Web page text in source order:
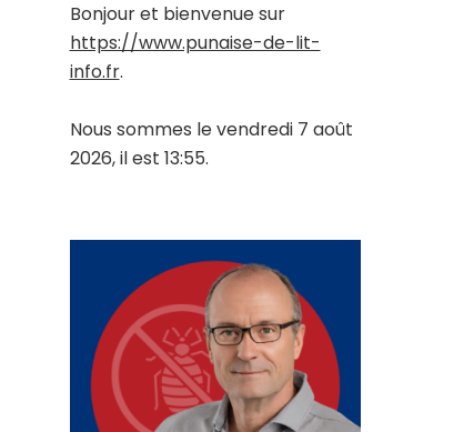
Bonjour et bienvenue sur
https://www.punaise-de-lit-
info.fr.
Nous sommes le vendredi 7 août
2026, il est 13:55.